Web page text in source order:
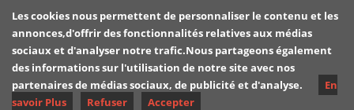
Skip to main content
Les critiques de
Yuyine
Les cookies nous permettent de personnaliser le contenu et les
annonces,d'offrir des fonctionnalités relatives aux médias
sociaux et d'analyser notre trafic.Nous partageons également
des informations sur l'utilisation de notre site avec nos
partenaires de médias sociaux, de publicité et d'analyse.
En
savoir Plus
Refuser Accepter